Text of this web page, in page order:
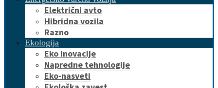
Električni avto
Hibridna vozila
Razno
Ekologija
Eko inovacije
Napredne tehnologije
Eko-nasveti